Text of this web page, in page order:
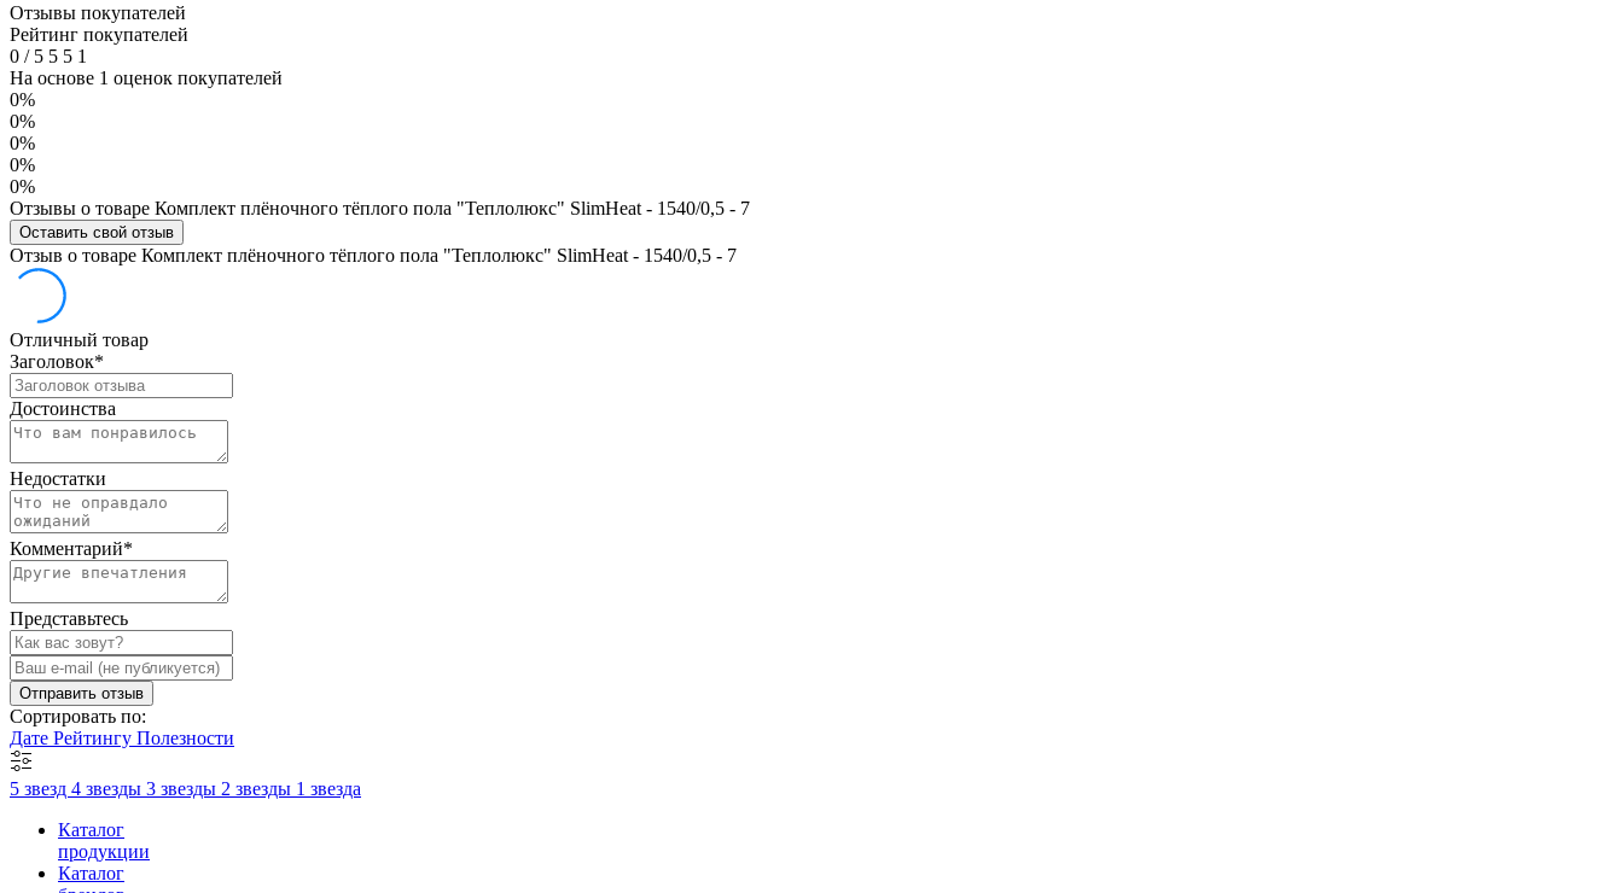
Отзывы покупателей
Рейтинг покупателей
0 /5 5 5 1
На основе 1 оценок покупателей
0%
0%
0%
0%
0%
Отзывы о товаре Комплект плёночного тёплого пола "Теплолюкс" SlimHeat - 1540/0,5 - 7
Оставить свой отзыв
Отзыв о товаре Комплект плёночного тёплого пола "Теплолюкс" SlimHeat - 1540/0,5 - 7
Отличный товар
Заголовок*
Достоинства
Недостатки
Комментарий*
Представьтесь
Отправить отзыв
Сортировать по:
Дате Рейтингу Полезности
5 звезд 4 звезды 3 звезды 2 звезды 1 звезда
Каталог
продукции
Каталог